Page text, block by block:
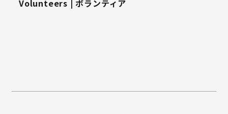
Volunteers | ボランティア